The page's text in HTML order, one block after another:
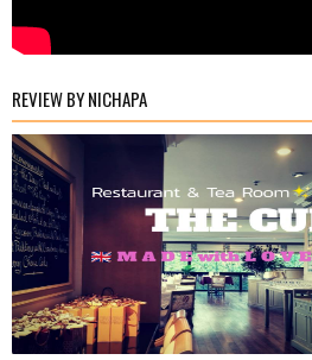
REVIEW BY NICHAPA